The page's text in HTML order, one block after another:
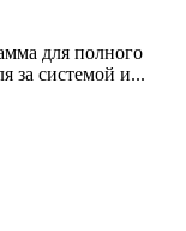
для полного
за системой и...